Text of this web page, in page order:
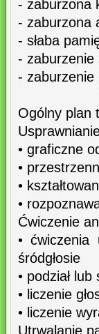
- zaburzona
- zaburzona
- słaba
- zaburzenie
- zaburzenie
Ogólny plan
• graficzne
•
•
•
Ćwiczenie
• ćwiczenia
śródgłosie
• podział
• liczenie
• liczenie
Utrwalanie